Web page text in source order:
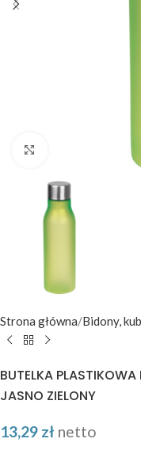
Kliknij aby
Strona główna Bidony,
BUTELKA
JASNO ZIELONY
13,29 zł netto